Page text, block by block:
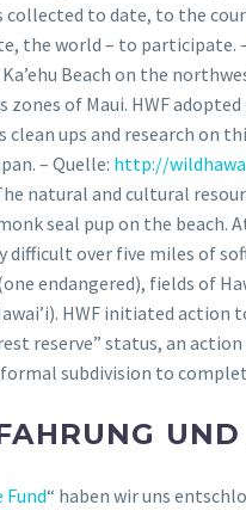
to date, to the
the world – to participate.
Ka’ehu Beach on the
of Maui. HWF
ups and research on
– Quelle: http://
natural and cultural
seal pup on the
over five miles of
endangered), fields of
HWF initiated
reserve” status, an action
subdivision to
“ haben wir uns